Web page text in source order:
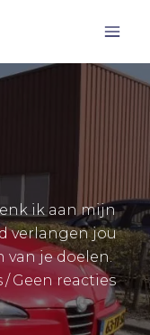
ik aan mijn
verlangen jou
je doelen.
/ Geen reacties